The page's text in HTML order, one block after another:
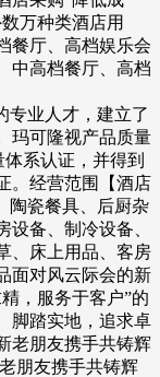
万种类酒店用
餐厅、高档娱乐会
中高档餐厅、高档
专业人才，建立了
玛可隆视产品质量
系认证，并得到
。经营范围【酒店
陶瓷餐具、后厨杂
备、制冷设备、
、床上用品、客房
面对风云际会的新
，服务于客户”的
脚踏实地，追求卓
老朋友携手共铸辉
朋友携手共铸辉